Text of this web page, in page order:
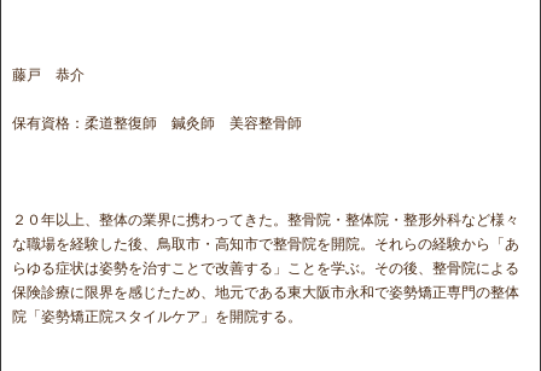
藤戸 恭介
保有資格：柔道整復師 鍼灸師 美容整骨師
２０年以上、整体の業界に携わってきた。整骨院・整体院・整形外科など様々
な職場を経験した後、鳥取市・高知市で整骨院を開院。それらの経験から「あ
らゆる症状は姿勢を治すことで改善する」ことを学ぶ。その後、整骨院による
保険診療に限界を感じたため、地元である東大阪市永和で姿勢矯正専門の整体
院「姿勢矯正院スタイルケア」を開院する。